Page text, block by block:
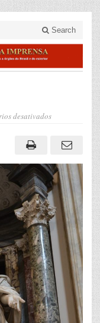
Search
desativadosem
Tadeu